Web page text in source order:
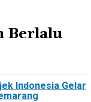
Berlalu
Indonesia Gelar